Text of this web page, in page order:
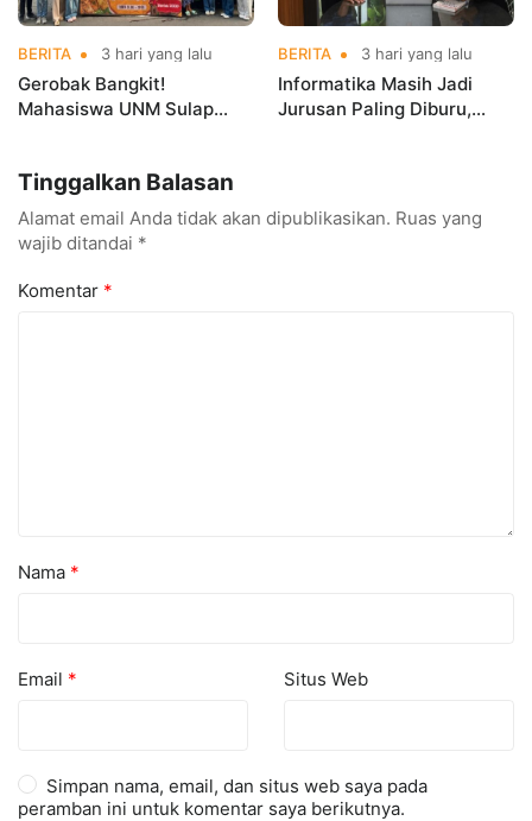
BERITA 3 hari yang lalu
Gerobak Bangkit!
Mahasiswa UNM Sulap
BERITA 3 hari yang lalu
Informatika Masih Jadi
Jurusan Paling Diburu,
Tinggalkan Balasan
Alamat email Anda tidak akan dipublikasikan. Ruas yang
wajib ditandai *
Komentar *
Nama *
Email * Situs Web
Simpan nama, email, dan situs web saya pada
peramban ini untuk komentar saya berikutnya.